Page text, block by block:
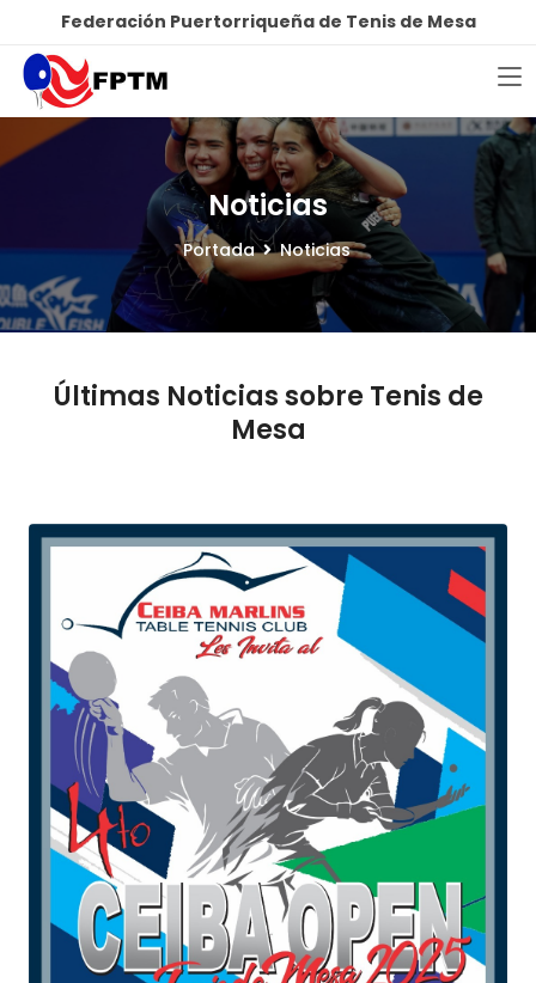
Federación Puertorriqueña de Tenis de Mesa
Noticias
Portada Noticias
Últimas Noticias sobre Tenis de
Mesa